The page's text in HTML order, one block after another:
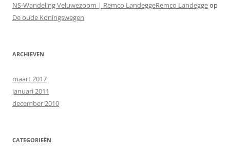
NS-Wandeling Veluwezoom | Remco LandeggeRemco Landeggeop
De oude Koningswegen
ARCHIEVEN
maart 2017
januari 2011
december 2010
CATEGORIEËN